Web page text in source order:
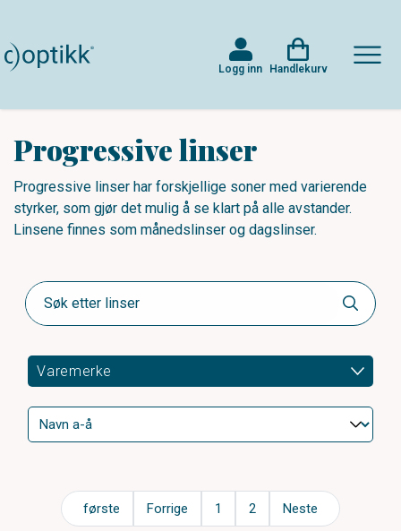
Logg inn Handlekurv
Progressive linser
Progressive linser har forskjellige soner med varierende
styrker, som gjør det mulig å se klart på alle avstander.
Linsene finnes som månedslinser og dagslinser.
Varemerke
første Forrige 1 2 Neste